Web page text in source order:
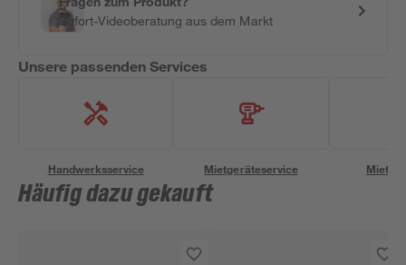
Sofort-Videoberatung aus dem Markt
Unsere passenden Services
Handwerksservice Mietgeräteservice
Häufig dazu gekauft